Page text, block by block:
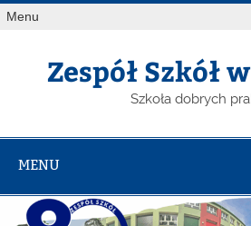
Menu
Zespół Szkół
Szkoła dobrych
MENU